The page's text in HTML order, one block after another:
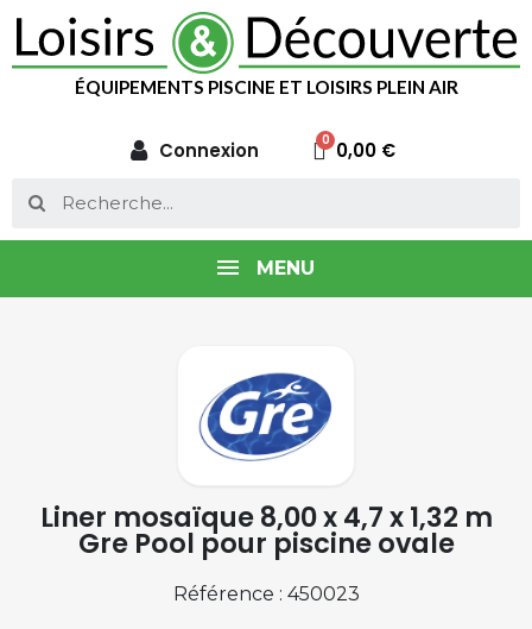
ÉQUIPEMENTS PISCINE ET LOISIRS PLEIN AIR
Connexion 0,00 €
MENU
Liner mosaïque 8,00 x 4,7 x 1,32 m
Gre Pool pour piscine ovale
Référence : 450023